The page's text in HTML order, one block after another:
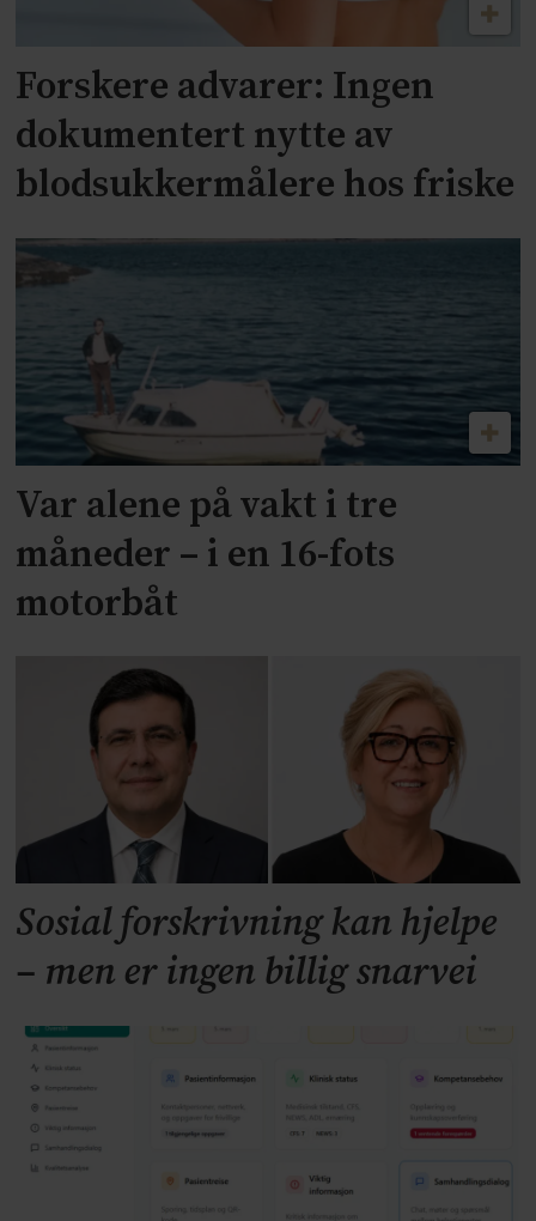
Forskere advarer: Ingen
dokumentert nytte av
blodsukkermålere hos friske
Var alene på vakt i tre
måneder – i en 16-fots
motorbåt
Sosial forskrivning kan hjelpe
– men er ingen billig snarvei